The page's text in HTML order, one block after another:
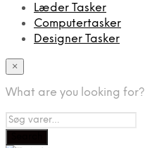
Læder Tasker
Computertasker
Designer Tasker
×
What are you looking for?